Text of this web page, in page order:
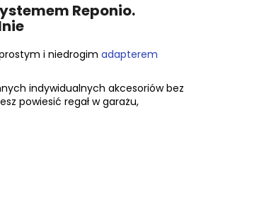
Reponio.
i niedrogim adapterem
indywidualnych akcesoriów bez
powiesić regał w garażu,